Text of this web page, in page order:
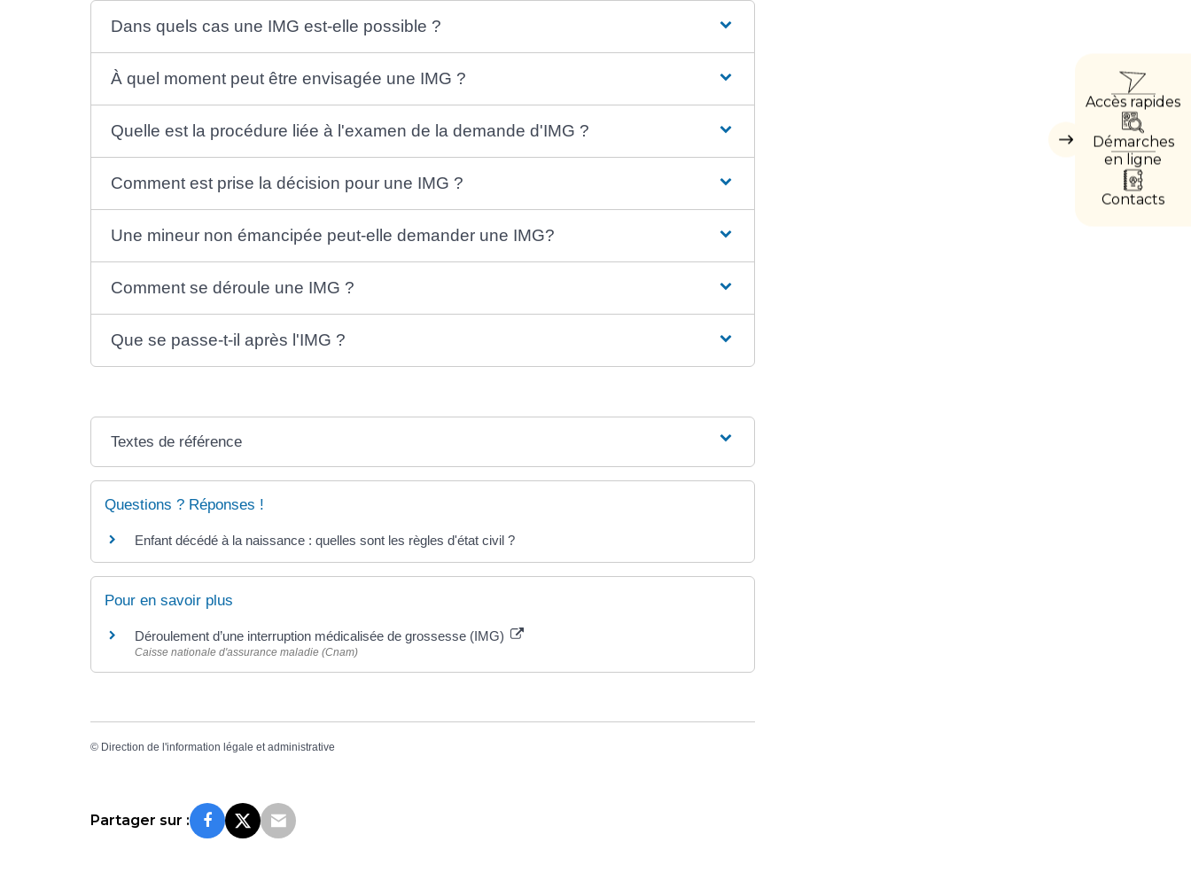
Masquer
Accès rapides
Démarches
en ligne
Contacts
Dans quels cas une IMG est-elle possible ?
À quel moment peut être envisagée une IMG ?
Quelle est la procédure liée à l'examen de la demande d'IMG ?
Comment est prise la décision pour une IMG ?
Une mineur non émancipée peut-elle demander une IMG?
Comment se déroule une IMG ?
Que se passe-t-il après l'IMG ?
Textes de référence
Questions ? Réponses !
Enfant décédé à la naissance : quelles sont les règles d'état civil ?
Pour en savoir plus
Déroulement d’une interruption médicalisée de grossesse (IMG)
Caisse nationale d'assurance maladie (Cnam)
© Direction de l'information légale et administrative
Partager sur :